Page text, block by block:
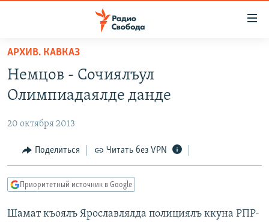
упрощенного
доступа
Вернуться
основному
Вернутся
главной
навигации
Вернутся
ПОДКАСТЫ
ЦИТАТЫ СВОБОДЫ
МНЕНИЯ
IDEL.РЕАЛИИ
КАВКАЗ.РЕАЛИИ
АРХИВ. КАВКАЗ
Немцов - Сочиялъул
Олимпиадаялде данде
20 октября 2013
Поделиться Читать без VPN
Приоритетный источник в Google
Шамат къоялъ Ярославлялда полициялъ ккуна РПР-